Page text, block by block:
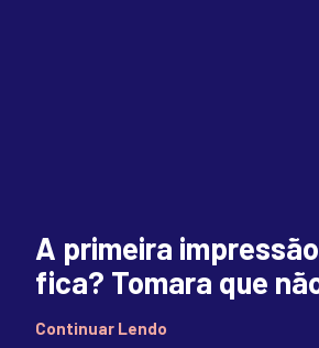
A primeira
fica? Tomara que
Continuar Lendo